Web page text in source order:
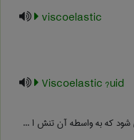
viscoelastic
Viscoelastic ?uid
شود که به واسطه آن تنش ا ...